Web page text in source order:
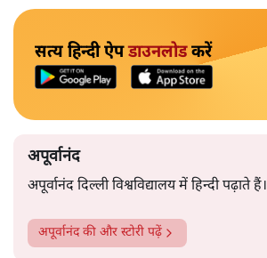
सत्य हिन्दी ऐपडाउनलोडकरें
अपूर्वानंद
अपूर्वानंद दिल्ली विश्वविद्यालय में हिन्दी पढ़ाते हैं।
अपूर्वानंदकी और स्टोरी पढ़ें